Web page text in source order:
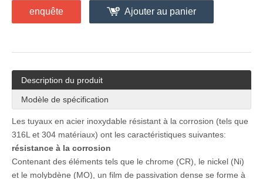
enquête Ajouter au panier
Description du produit
Modèle de spécification
Les tuyaux en acier inoxydable résistant à la corrosion (tels que
316L et 304 matériaux) ont les caractéristiques suivantes:
résistance à la corrosion
Contenant des éléments tels que le chrome (CR), le nickel (Ni)
et le molybdène (MO), un film de passivation dense se forme à